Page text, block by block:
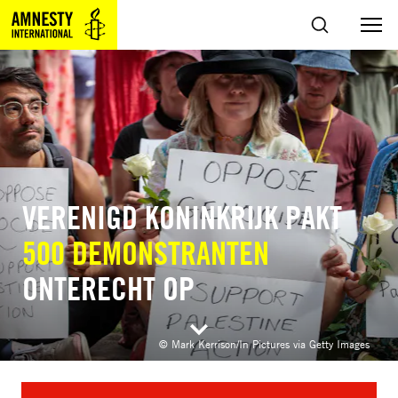
Sla navigatie over
© Mark Kerrison/In Pictures via Getty Images
VERENIGD KONINKRIJK PAKT
500 DEMONSTRANTEN
ONTERECHT OP